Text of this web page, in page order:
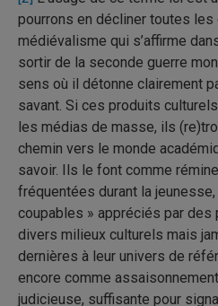
pourrons en décliner toutes
médiévalisme qui s’affirme
sortir de la seconde guerre
sens où il détonne clairement
savant. Si ces produits
les médias de masse, ils
chemin vers le monde
savoir. Ils le font comme
fréquentées durant la
coupables » appréciés par des
divers milieux culturels mais
dernières à leur univers de
encore comme
judicieuse, suffisante pour